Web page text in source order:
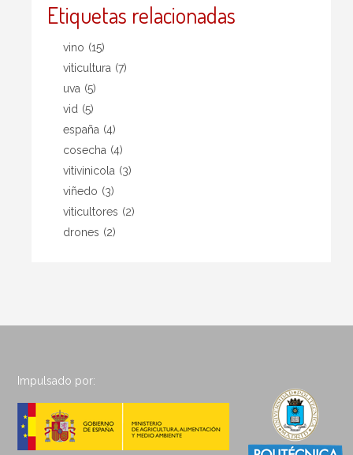
Etiquetas relacionadas
vino (15)
viticultura (7)
uva (5)
vid (5)
españa (4)
cosecha (4)
vitivinicola (3)
viñedo (3)
viticultores (2)
drones (2)
Impulsado por: